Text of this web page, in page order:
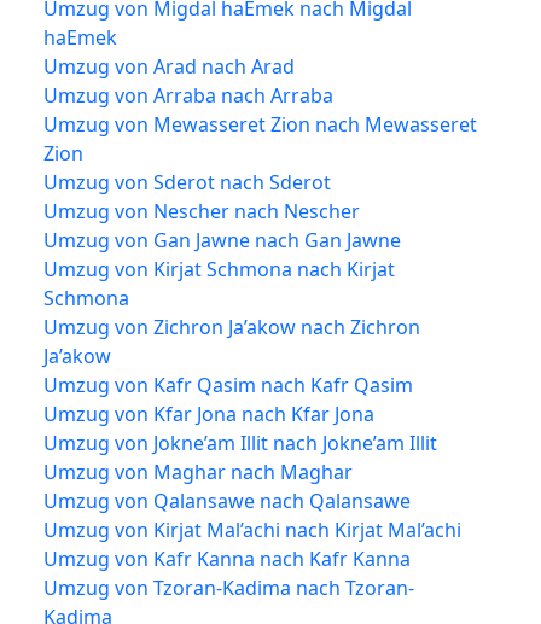
Umzug von Migdal haEmek nach Migdal
haEmek
Umzug von Arad nach Arad
Umzug von Arraba nach Arraba
Umzug von Mewasseret Zion nach Mewasseret
Zion
Umzug von Sderot nach Sderot
Umzug von Nescher nach Nescher
Umzug von Gan Jawne nach Gan Jawne
Umzug von Kirjat Schmona nach Kirjat
Schmona
Umzug von Zichron Ja’akow nach Zichron
Ja’akow
Umzug von Kafr Qasim nach Kafr Qasim
Umzug von Kfar Jona nach Kfar Jona
Umzug von Jokne’am Illit nach Jokne’am Illit
Umzug von Maghar nach Maghar
Umzug von Qalansawe nach Qalansawe
Umzug von Kirjat Mal’achi nach Kirjat Mal’achi
Umzug von Kafr Kanna nach Kafr Kanna
Umzug von Tzoran-Kadima nach Tzoran-
Kadima